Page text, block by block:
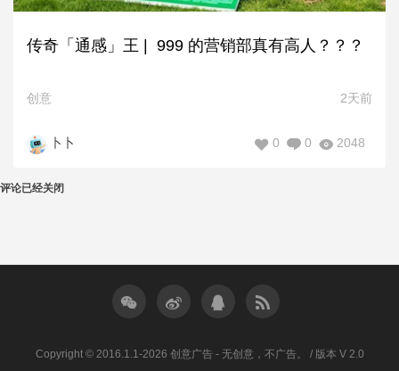
传奇「通感」王 | 999 的营销部真有高人？？？
创意 2天前
卜卜 2048
0
0
评论已经关闭
Copyright © 2016.1.1-2026 创意广告 - 无创意，不广告。 / 版本 V 2.0